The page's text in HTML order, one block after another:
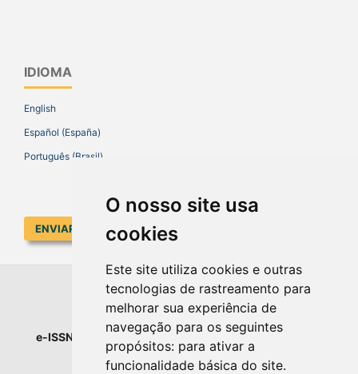
O nosso site usa
cookies
Este site utiliza cookies e outras
tecnologias de rastreamento para
melhorar sua experiência de
navegação para os seguintes
propósitos: para ativar a
funcionalidade básica do site.
IDIOMA
English
Español (España)
Português (Brasil)
ENVIAR SUBMISSÃO
EDUCAR EM REVISTA
e-ISSN : 1984-0411 | Prefixo DOI : 10.1590 | Qualis
Universidade Federal do Paraná
Setor de Educação - Campus Rebouças